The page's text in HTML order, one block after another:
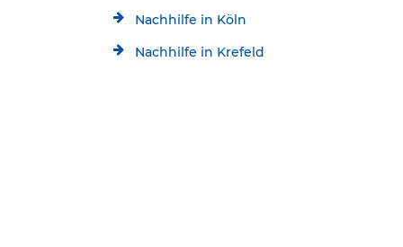
Nachhilfe in Köln
Nachhilfe in Krefeld